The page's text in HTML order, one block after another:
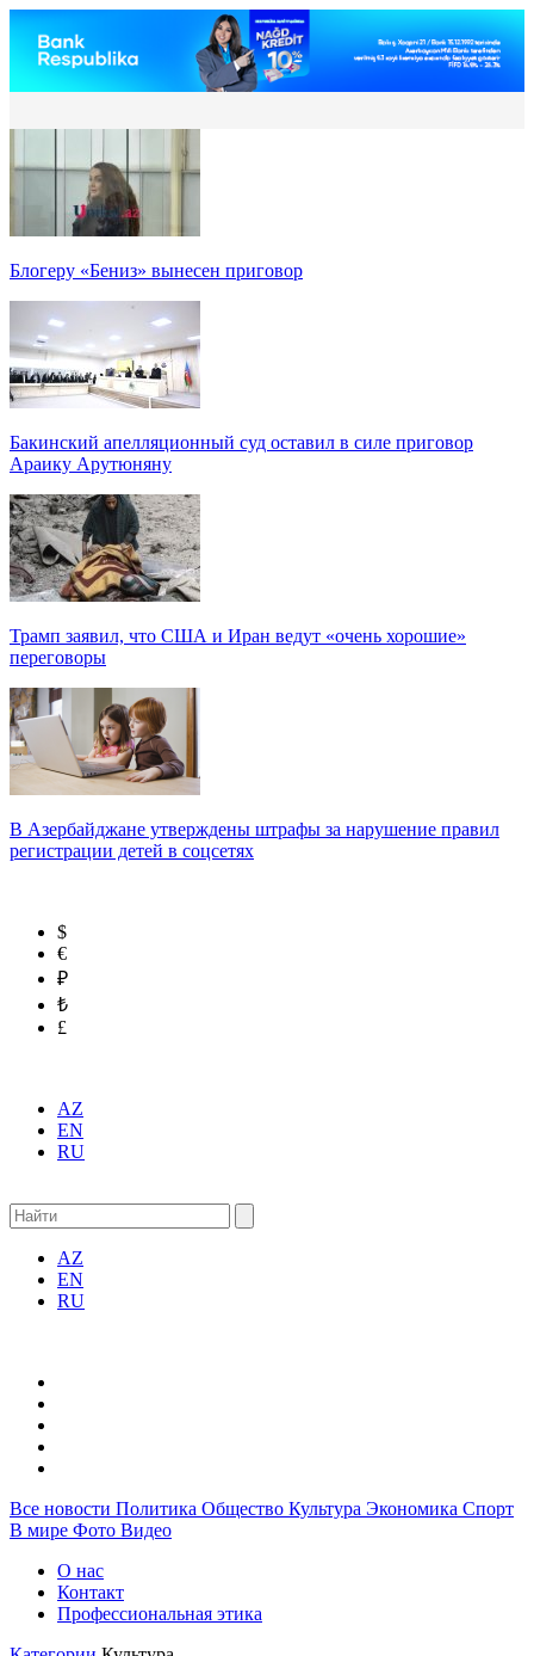
Блогеру «Бениз» вынесен приговор
Бакинский апелляционный суд оставил в силе приговор
Араику Арутюняну
Трамп заявил, что США и Иран ведут «очень хорошие»
переговоры
В Азербайджане утверждены штрафы за нарушение правил
регистрации детей в соцсетях
$
€
₽
₺
£
AZ
EN
RU
AZ
EN
RU
Все новости Политика Общество Культура Экономика Спорт
В мире Фото Видео
О нас
Контакт
Профессиональная этика